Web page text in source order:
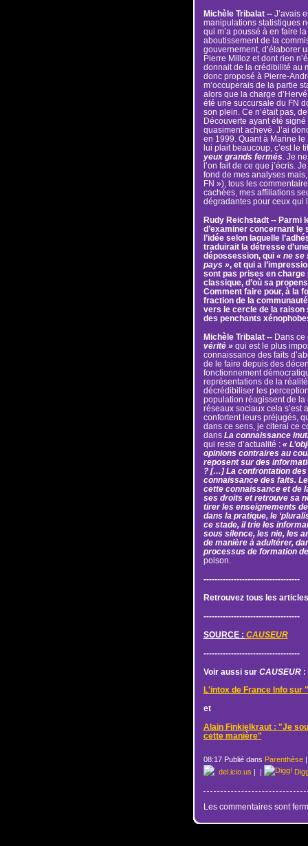
Michèle Tribalat --J’avais
manipulations statistiques
qui m’a poussé à en faire
aboutissement de la
gouvernement, d’élaborer
Pierre Milloz et dont rien
donnait de la crédibilité au
donc proposé à Pierre-
m’occuperais de la partie
alors que la charge
été une succursale du FN
son plein. Ce n’était pas,
Découverte ayant été
quasiment achevé. J’ai
en 1999. Quant à Marine le
lui plait beaucoup, c’est le
yeux grands fermés . Je
l’on fait de ce que j’écris.
fond de mes analyses
FN »), tous les
cachées, mes affiliations
dégradantes pour ceux qui
Rudy Reichstadt -- Parmi
d’examiner concernant le
l’idée selon laquelle
traduirait la détresse
dépossession, qui « ne se
pays », et qui a
sont pas prises en
classique, d’où sa
Comment faire pour, à la
fraction de la
vers le cercle de la raison
des penchants
Michèle Tribalat --Dans ce
vérité »qui est le plus
connaissance des faits
de le faire depuis des
fonctionnement
représentations de la
décrédibiliser les
population réagissent de la
réseaux sociaux cela s’est
confortent leurs préjugés,
dans ce sens, je citerai ce
dans La connaissance
qui reste d’actualité : «
opinions contraires au
reposent sur des
? […] La confrontation des
connaissance des faits.
cette connaissance et de
ses droits et retrouve sa
tirer les enseignements
dans la pratique, le
ce stade, il trie les
sous silence, les nie, les
de manière à adultérer,
processus de formation de
poison.
-----------------------------------
Retrouvez tous les
-----------------------------------
SOURCE : CAUSEUR
-----------------------------------
Voir aussi sur CAUSEUR:
L'intox de France Info sur
et
Alain Finkielkraut : "Je
cette manière"
08:17 Publié dans Parenthèse
del.icio.us | |
Les commentaires sont